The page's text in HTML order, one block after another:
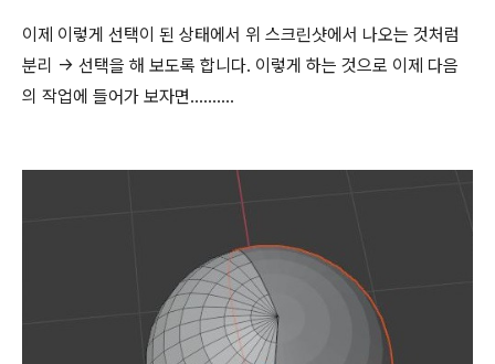
이제 이렇게 선택이 된 상태에서 위 스크린샷에서 나오는 것처럼
분리 -> 선택을 해 보도록 합니다. 이렇게 하는 것으로 이제 다음
의 작업에 들어가 보자면..........